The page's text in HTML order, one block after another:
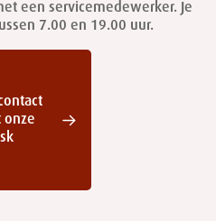
een servicemedewerker. Je
7.00 en 19.00 uur.
onze